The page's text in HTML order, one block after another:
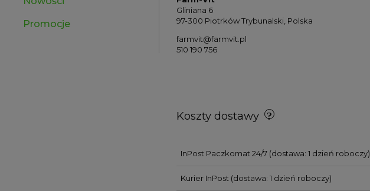
Promocje
Gliniana 6
97-300 Piotrków Trybunalski, Polska
farmvit@farmvit.pl
510 190 756
Koszty dostawy
InPost Paczkomat 24/7(dostawa: 1 dzień roboczy)
Kurier InPost (dostawa: 1 dzień roboczy)